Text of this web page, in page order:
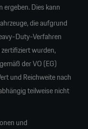
ergeben. Dies kann
die aufgrund
Duty-Verfahren
wurden,
der VO (EG)
und Reichweite nach
teilweise nicht
und